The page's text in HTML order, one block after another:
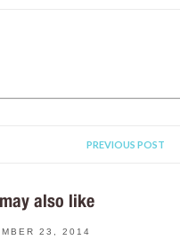
PREVIOUS POST
also like
23, 2014